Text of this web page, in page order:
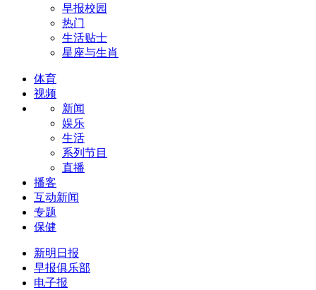
早报校园
热门
生活贴士
星座与生肖
体育
视频
新闻
娱乐
生活
系列节目
直播
播客
互动新闻
专题
保健
新明日报
早报俱乐部
电子报